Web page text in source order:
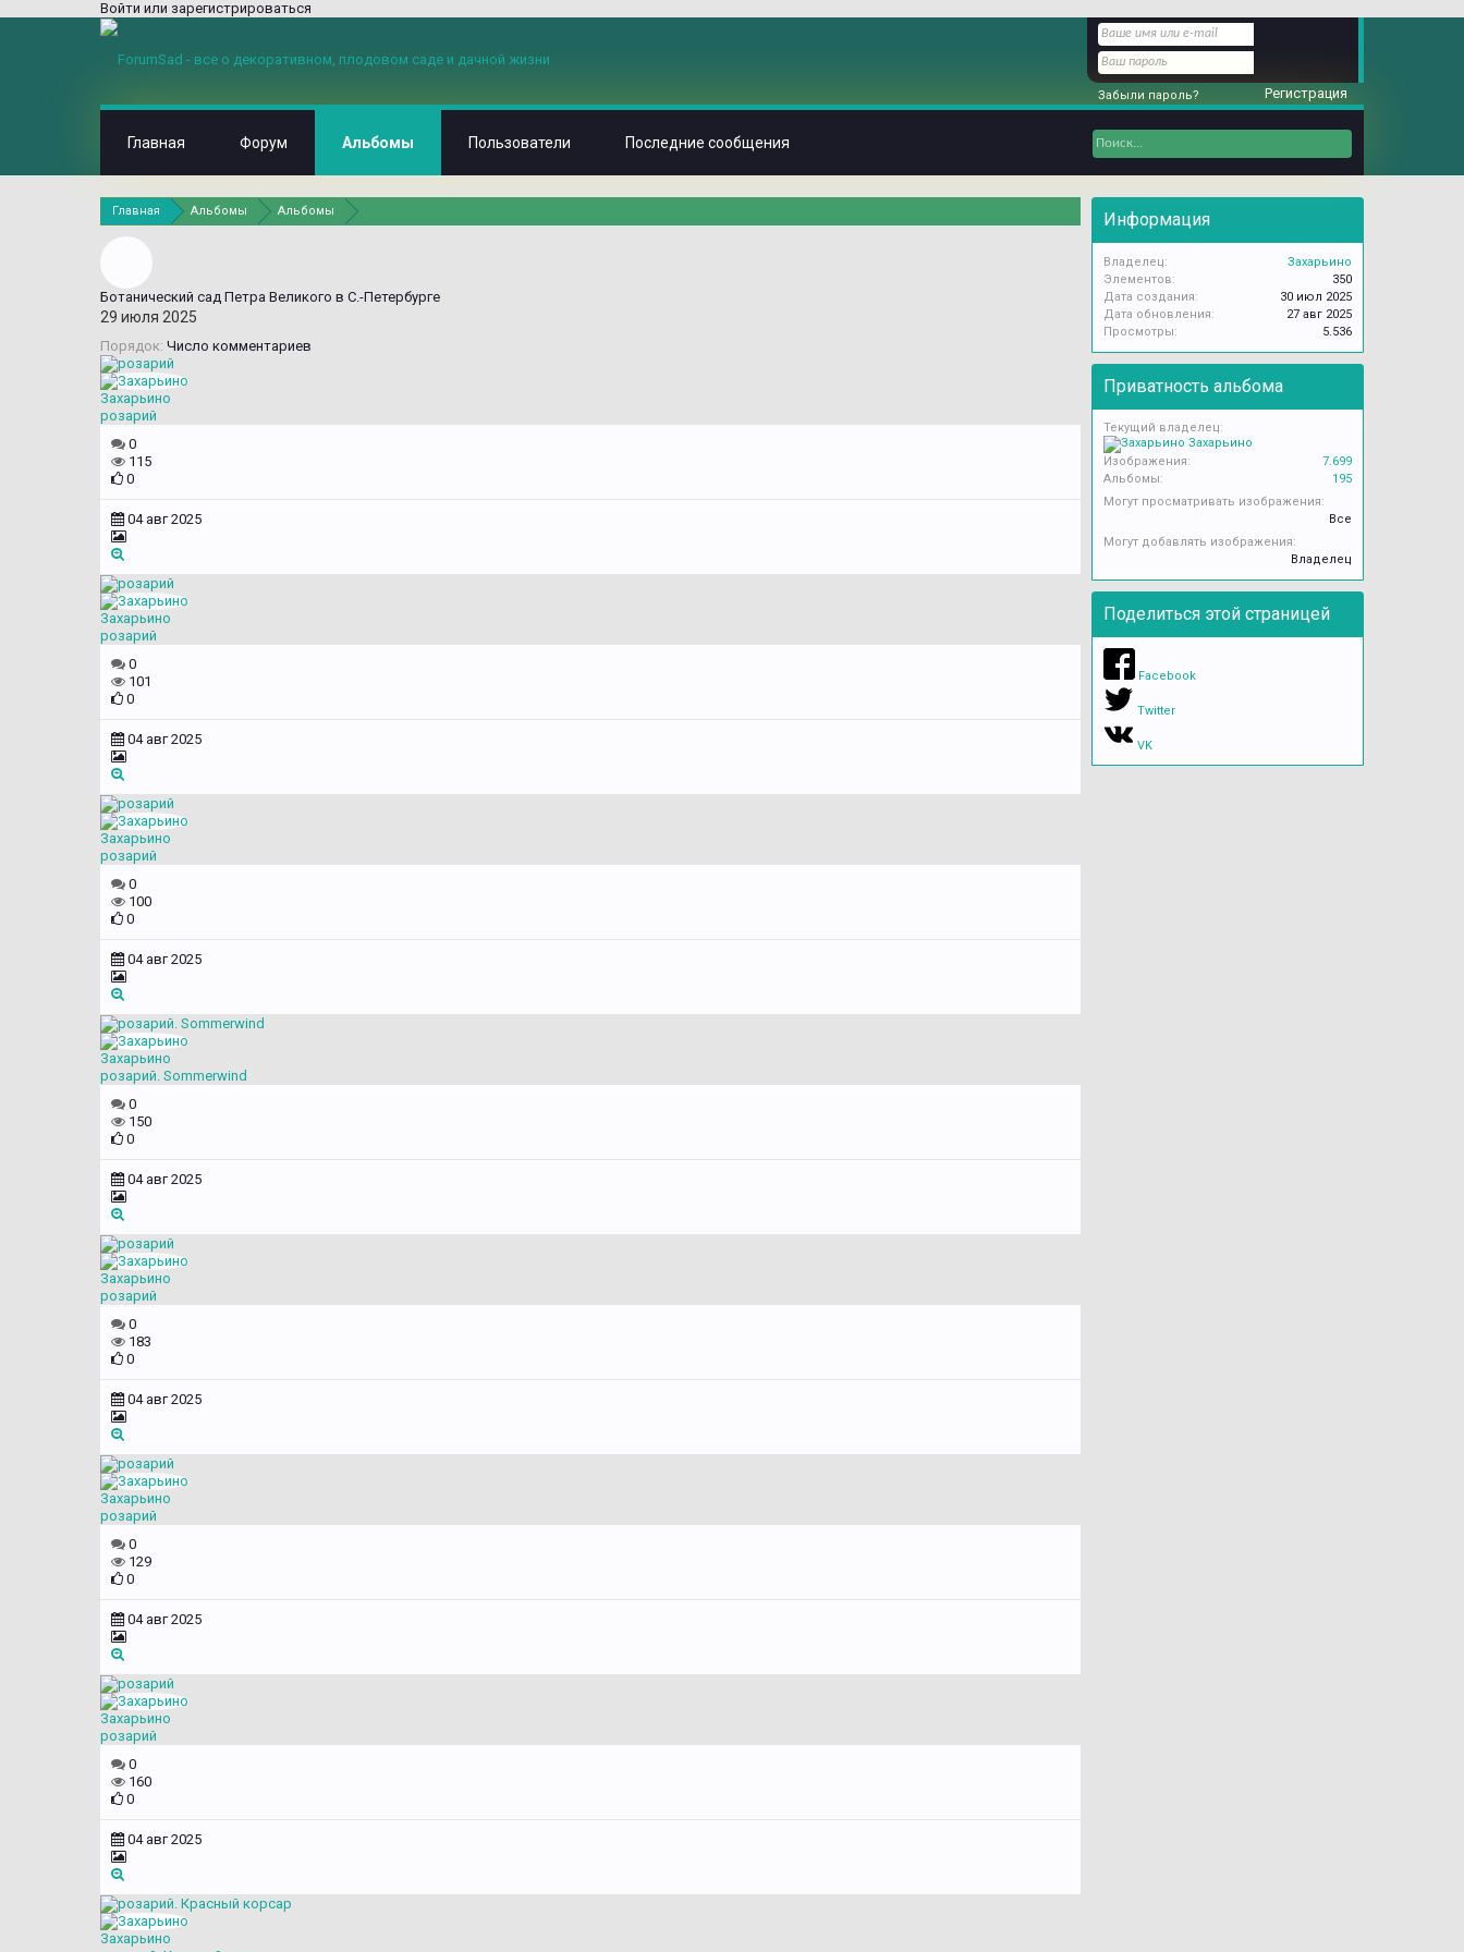
Войти или зарегистрироваться
Главная Альбомы Альбомы
Ботанический сад Петра Великого в С.-Петербурге
29 июля 2025
Порядок: Число комментариев
Захарьино
розарий
0
115
0
04 авг 2025
Захарьино
розарий
0
101
0
04 авг 2025
Захарьино
розарий
0
100
0
04 авг 2025
Захарьино
розарий. Sommerwind
0
150
0
04 авг 2025
Захарьино
розарий
0
183
0
04 авг 2025
Захарьино
розарий
0
129
0
04 авг 2025
Захарьино
розарий
0
160
0
04 авг 2025
Захарьино
Информация
Владелец:
Захарьино
Элементов:
350
Дата создания:
30 июл 2025
Дата обновления:
27 авг 2025
Просмотры:
5.536
Приватность альбома
Текущий владелец:
Захарьино
Изображения:
7.699
Альбомы:
195
Могут просматривать изображения:
Все
Могут добавлять изображения:
Владелец
Поделиться этой страницей
Facebook
Twitter
VK
Забыли пароль? Регистрация
Главная Форум Альбомы Пользователи Последние сообщения